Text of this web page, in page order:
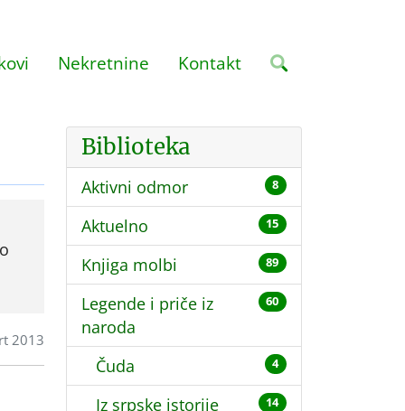
Nekretnine Kontakt
2013
Biblioteka
Aktivni odmor 8
Aktuelno 15
Knjiga molbi 89
Legende i priče iz
naroda
60
Čuda 4
Iz srpske istorije 14